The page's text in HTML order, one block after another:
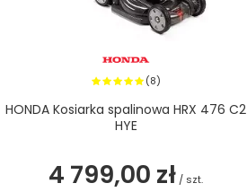
(8)
HONDA Kosiarka spalinowa HRX 476 C2
HYE
4 799,00 zł / szt.